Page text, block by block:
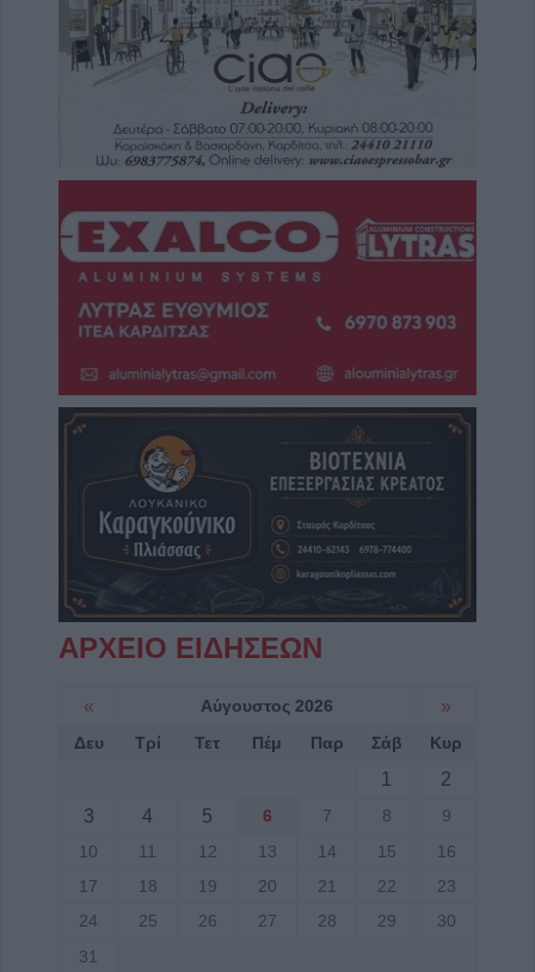
ΑΡΧΕΙΟ ΕΙΔΗΣΕΩΝ
« Αύγουστος 2026 »
Δευ Τρί Τετ Πέμ Παρ Σάβ Κυρ
1
2
3
4 5 6 7 8
9
10
11 12 13 14 15
16
17
18 19 20 21 22
23
24
25 26 27 28 29
30
31